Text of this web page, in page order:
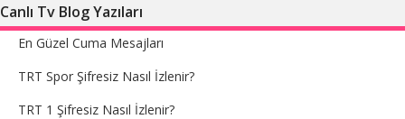
Canlı Tv Blog Yazıları
En Güzel Cuma Mesajları
TRT Spor Şifresiz Nasıl İzlenir?
TRT 1 Şifresiz Nasıl İzlenir?